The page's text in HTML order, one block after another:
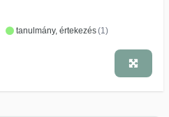
tanulmány, értekezés(1)